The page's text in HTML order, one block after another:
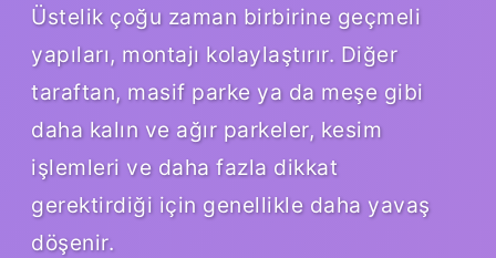
Üstelik çoğu zaman birbirine geçmeli
yapıları, montajı kolaylaştırır. Diğer
taraftan, masif parke ya da meşe gibi
daha kalın ve ağır parkeler, kesim
işlemleri ve daha fazla dikkat
gerektirdiği için genellikle daha yavaş
döşenir.